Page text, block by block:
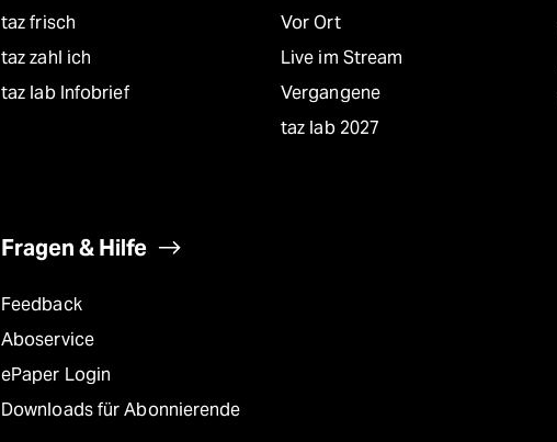
taz frisch
taz zahl ich
taz lab Infobrief
Vor Ort
Live im Stream
Vergangene
taz lab 2027
Fragen & Hilfe
Feedback
Aboservice
ePaper Login
Downloads für Abonnierende